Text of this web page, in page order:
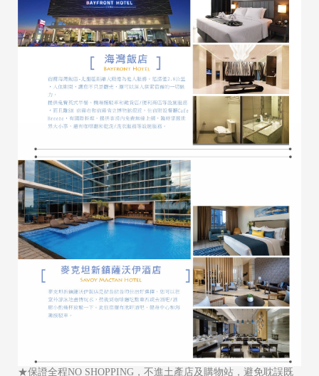
★保證全程NO SHOPPING，不進土產店及購物站，避免耽誤既